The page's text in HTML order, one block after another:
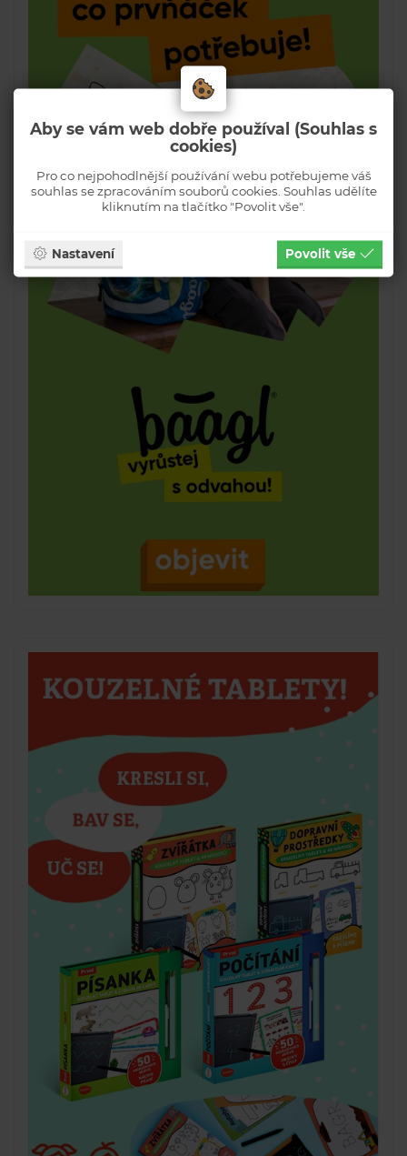
Aby se vám web dobře používal (Souhlas s
cookies)
Pro co nejpohodlnější používání webu potřebujeme váš
souhlas se zpracováním souborů cookies. Souhlas udělíte
kliknutím na tlačítko "Povolit vše".
Nastavení Povolit vše